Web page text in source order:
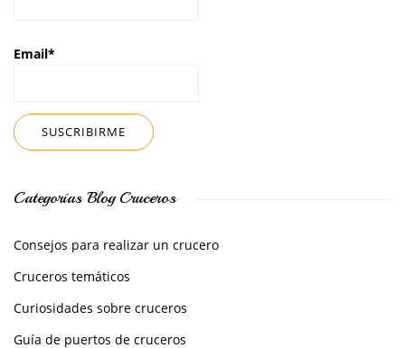
Email*
Categorías Blog Cruceros
Consejos para realizar un crucero
Cruceros temáticos
Curiosidades sobre cruceros
Guía de puertos de cruceros